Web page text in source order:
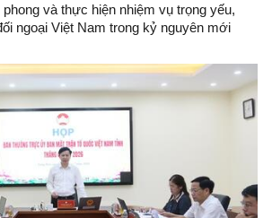
và thực hiện nhiệm vụ trọng yếu,
ngoại Việt Nam trong kỷ nguyên mới